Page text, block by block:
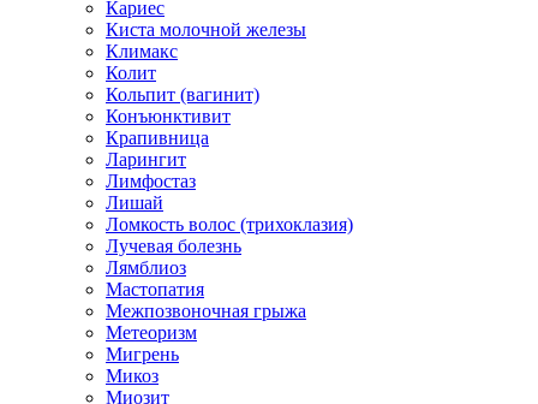
Кариес
Киста молочной железы
Климакс
Колит
Кольпит (вагинит)
Конъюнктивит
Крапивница
Ларингит
Лимфостаз
Лишай
Ломкость волос (трихоклазия)
Лучевая болезнь
Лямблиоз
Мастопатия
Межпозвоночная грыжа
Метеоризм
Мигрень
Микоз
Миозит